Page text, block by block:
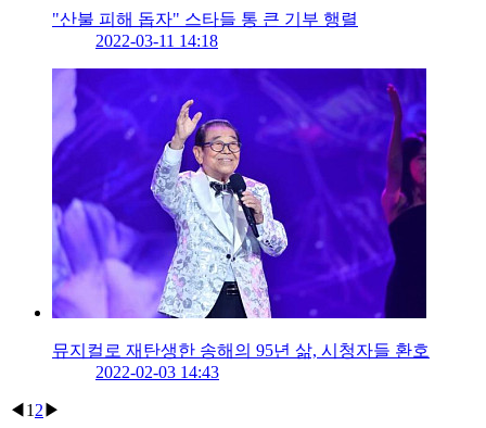
"산불 피해 돕자" 스타들 통 큰 기부 행렬
2022-03-11 14:18
뮤지컬로 재탄생한 송해의 95년 삶, 시청자들 환호
2022-02-03 14:43
◀ 1 2 ▶